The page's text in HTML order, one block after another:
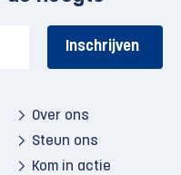
Over ons
Steun ons
Kom in actie